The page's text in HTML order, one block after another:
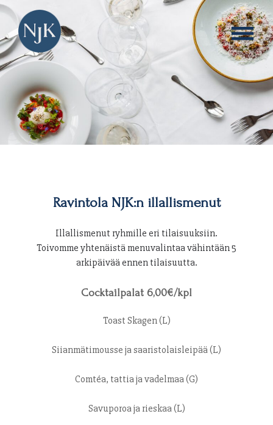
Skip
content
Illallismenut
Ravintola NJK:n illallismenut
Illallismenut ryhmille eri tilaisuuksiin.
Toivomme yhtenäistä menuvalintaa vähintään 5
arkipäivää ennen tilaisuutta.
Cocktailpalat 6,00€/kpl
Toast Skagen (L)
Siianmätimousse ja saaristolaisleipää (L)
Comtéa, tattia ja vadelmaa (G)
Savuporoa ja rieskaa (L)